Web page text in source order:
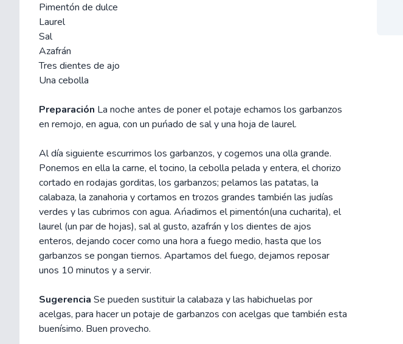
Pimentón de dulce
Laurel
Sal
Azafrán
Tres dientes de ajo
Una cebolla
Preparación La noche antes de poner el potaje echamos los garbanzos
en remojo, en agua, con un puńado de sal y una hoja de laurel.
Al día siguiente escurrimos los garbanzos, y cogemos una olla grande.
Ponemos en ella la carne, el tocino, la cebolla pelada y entera, el chorizo
cortado en rodajas gorditas, los garbanzos; pelamos las patatas, la
calabaza, la zanahoria y cortamos en trozos grandes también las judías
verdes y las cubrimos con agua. Ańadimos el pimentón(una cucharita), el
laurel (un par de hojas), sal al gusto, azafrán y los dientes de ajos
enteros, dejando cocer como una hora a fuego medio, hasta que los
garbanzos se pongan tiernos. Apartamos del fuego, dejamos reposar
unos 10 minutos y a servir.
Sugerencia Se pueden sustituir la calabaza y las habichuelas por
acelgas, para hacer un potaje de garbanzos con acelgas que también esta
buenísimo. Buen provecho.